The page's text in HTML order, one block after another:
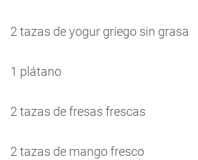
2 tazas de yogur griego sin grasa
1 plátano
2 tazas de fresas frescas
2 tazas de mango fresco